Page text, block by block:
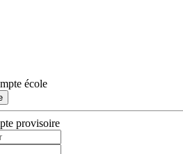
école
provisoire